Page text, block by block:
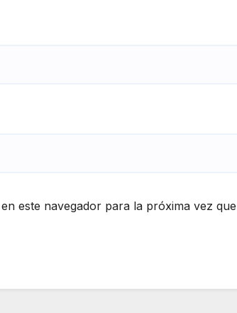
este navegador para la próxima vez